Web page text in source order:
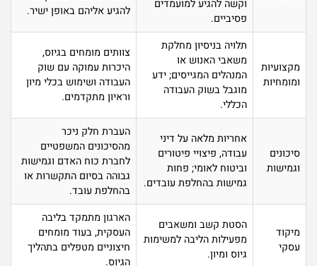
וקשה להגיע למועמדים
פסיביים.
להגיע אליהם באופן ישיר.
מקצועיות
ומומחיות
תלויה בניסיון מחלקת
משאבי האנוש או
המנהלים המגייסים; ידע
מוגבל בשוק העבודה
הכללי.
צוותים מומחים בגיוס,
היכרות עמוקה עם שוק
העבודה ושימוש בכלי מיון
וראיון מתקדמים.
סיכונים
וגמישות
אחריות מלאה על דיני
עבודה, פיצויי פיטורים
וביטוח לאומי; פחות
גמישות בהחלפת עובדים.
העברת חלק ניכר
מהסיכונים המשפטיים
לחברת כוח האדם וגמישות
גבוהה בסיום התקשרות או
בהחלפת עובד.
מיקוד
עסקי
הסטת קשב ומשאבים
מפעילות הליבה למשימות
גיוס ומיון.
הארגון מתמקד בליבה
העסקית, בעוד מומחים
חיצוניים מטפלים בתהליך
הגיוס.